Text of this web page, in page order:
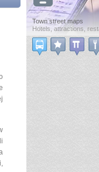
Town street maps
Hotels, attractions,